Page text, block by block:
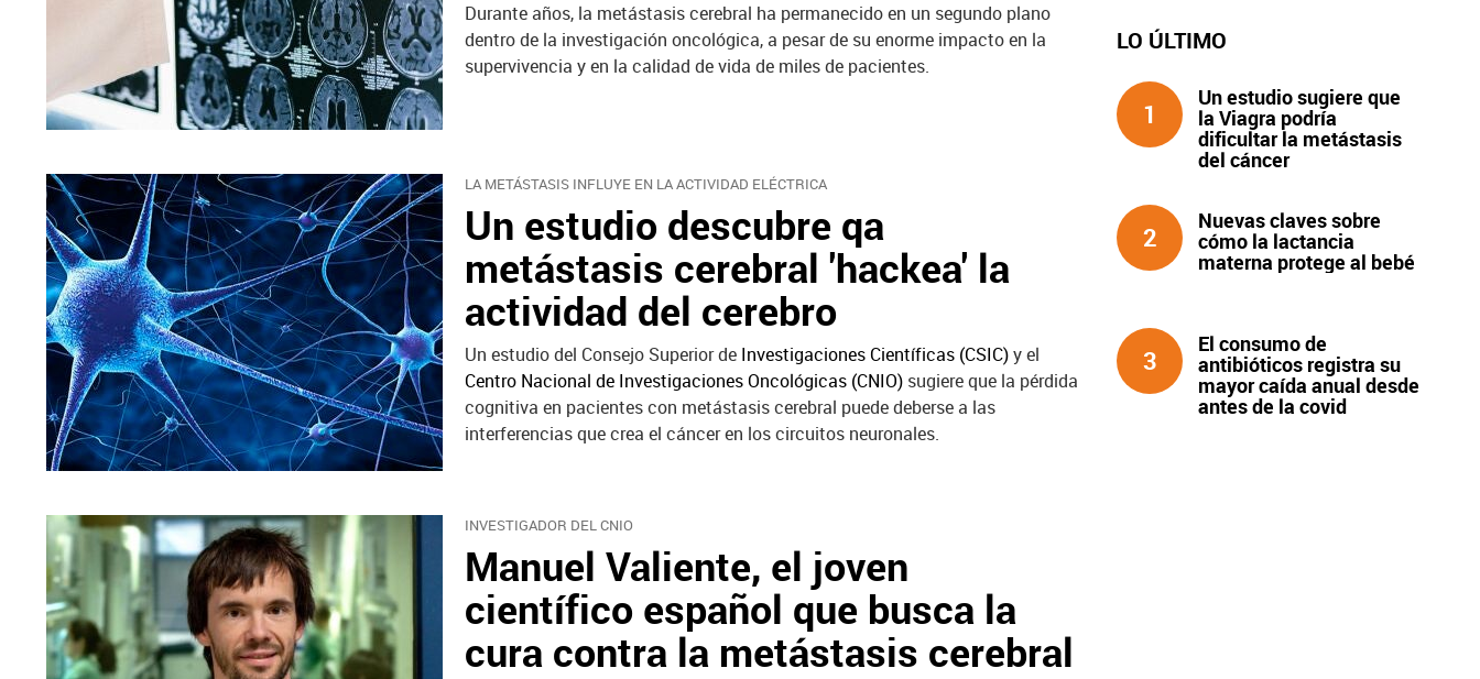
Durante años, la metástasis cerebral ha permanecido en un segundo plano
dentro de la investigación oncológica, a pesar de su enorme impacto en la
supervivencia y en la calidad de vida de miles de pacientes.
LA METÁSTASIS INFLUYE EN LA ACTIVIDAD ELÉCTRICA
Un estudio descubre qa
metástasis cerebral 'hackea' la
actividad del cerebro
Un estudio del Consejo Superior de Investigaciones Científicas (CSIC)y el
Centro Nacional de Investigaciones Oncológicas (CNIO) sugiere que la pérdida
cognitiva en pacientes con metástasis cerebral puede deberse a las
interferencias que crea el cáncer en los circuitos neuronales.
INVESTIGADOR DEL CNIO
Manuel Valiente, el joven
científico español que busca la
cura contra la metástasis cerebral
LO ÚLTIMO
1
Un estudio sugiere que
la Viagra podría
dificultar la metástasis
del cáncer
2
Nuevas claves sobre
cómo la lactancia
materna protege al bebé
3
El consumo de
antibióticos registra su
mayor caída anual desde
antes de la covid